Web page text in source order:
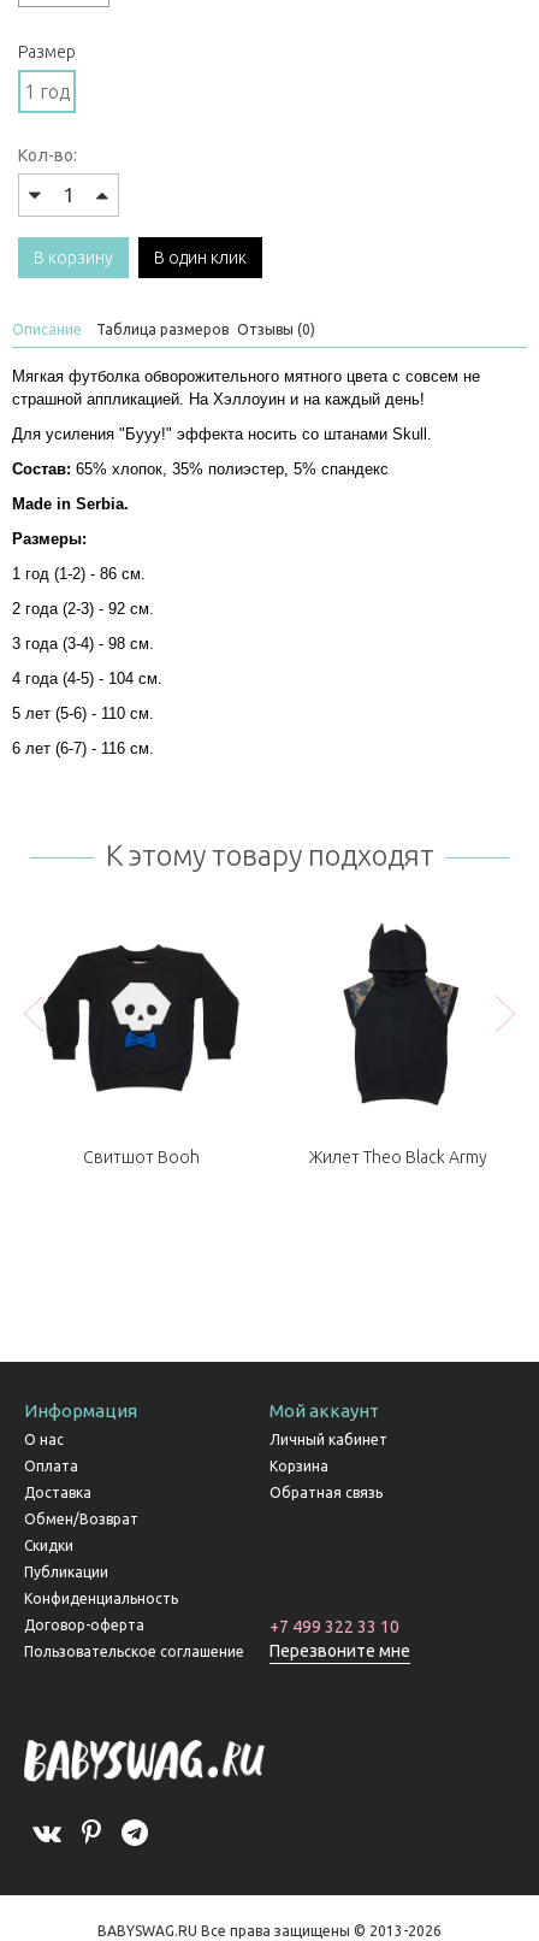
Размер
1 год
Кол-во:
В корзину В один клик
Описание Таблица размеров Отзывы (0)
Мягкая футболка обворожительного мятного цвета с совсем не
страшной аппликацией. На Хэллоуин и на каждый день!
Для усиления "Бууу!" эффекта носить со штанами Skull
Состав: 65% хлопок, 35% полиэстер, 5% спандекс
Made in Serbia.
Размеры:
1 год (1-2) - 86 см.
2 года (2-3) - 92 см.
3 года (3-4) - 98 см.
4 года (4-5) - 104 см.
5 лет (5-6) - 110 см.
6 лет (6-7) - 116 см.
К этому товару подходят
Свитшот Booh Жилет Theo Black Army
Информация
О нас
Оплата
Доставка
Обмен/Возврат
Скидки
Публикации
Конфиденциальность
Договор-оферта
Пользовательское соглашение
Мой аккаунт
Личный кабинет
Корзина
Обратная связь
+7 499 322 33 10
Перезвоните мне
BABYSWAG.RU Все права защищены © 2013-2026